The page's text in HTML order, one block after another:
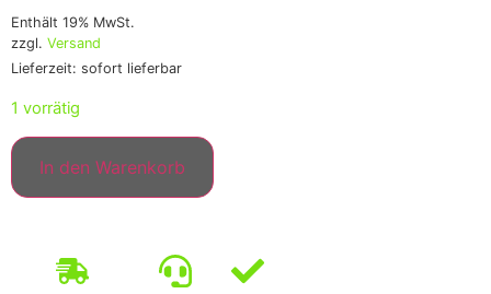
Enthält 19% MwSt.
zzgl. Versand
Lieferzeit: sofort lieferbar
1 vorrätig
In den Warenkorb